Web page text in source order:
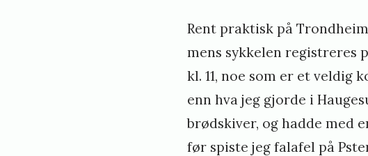
Rent praktisk på
mens sykkelen registreres
kl. 11, noe som er et veldig
enn hva jeg gjorde i
brødskiver, og hadde med
før spiste jeg falafel på